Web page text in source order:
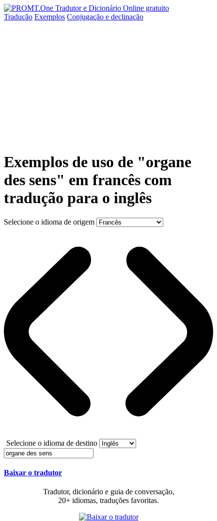
Tradução Exemplos Conjugação e declinação
Exemplos de uso de "organe
des sens" em francês com
tradução para o inglês
Selecione o idioma de origem
Selecione o idioma de destino
Baixar o tradutor
Tradutor, dicionário e guia de conversação,
20+ idiomas, traduções favoritas.